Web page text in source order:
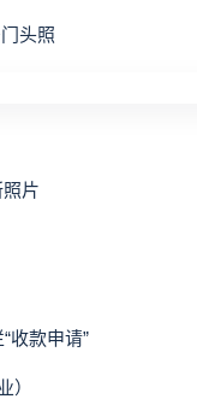
头照
片
款申请”